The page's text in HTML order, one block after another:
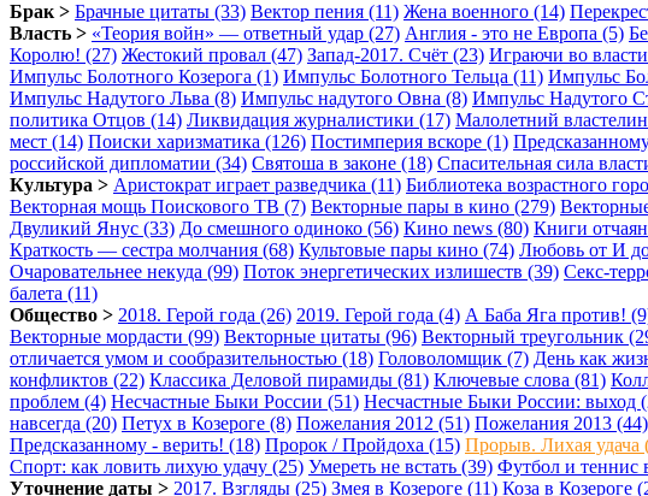
Брак > Брачные цитаты (33) Вектор пения (11) Жена военного (14)
Власть > «Теория войн» — ответный удар (27) Англия - это не Европа (5)
Королю! (27) Жестокий провал (47) Запад-2017. Счёт (23) Играючи во
Импульс Болотного Козерога (1) Импульс Болотного Тельца (11) Импульс
Импульс Надутого Льва (8) Импульс надутого Овна (8) Импульс Надутого
политика Отцов (14) Ликвидация журналистики (17) Малолетний
мест (14) Поиски харизматика (126) Постимперия вскоре (1)
российской дипломатии (34) Святоша в законе (18) Спасительная сила
Культура > Аристократ играет разведчика (11) Библиотека возрастного
Векторная мощь Поискового ТВ (7) Векторные пары в кино (279)
Двуликий Янус (33) До смешного одиноко (56) Кино news (80) Книги
Краткость — сестра молчания (68) Культовые пары кино (74) Любовь от И
Очаровательнее некуда (99) Поток энергетических излишеств (39) Секс-
балета (11)
Общество > 2018. Герой года (26) 2019. Герой года (4) А Баба Яга против!
Векторные мордасти (99) Векторные цитаты (96) Векторный треугольник
отличается умом и сообразительностью (18) Головоломщик (7) День как
конфликтов (22) Классика Деловой пирамиды (81) Ключевые слова (81)
проблем (4) Несчастные Быки России (51) Несчастные Быки России: выход
навсегда (20) Петух в Козероге (8) Пожелания 2012 (51) Пожелания 2013 (44)
Предсказанному - верить! (18) Пророк / Пройдоха (15) Прорыв. Лихая удача
Спорт: как ловить лихую удачу (25) Умереть не встать (39) Футбол и теннис
Уточнение даты > 2017. Взгляды (25) Змея в Козероге (11) Коза в Козероге